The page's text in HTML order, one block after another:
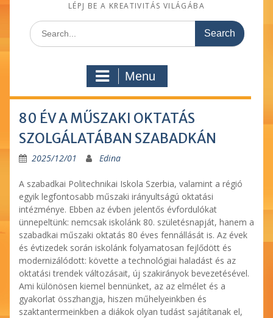
LÉPJ BE A KREATIVITÁS VILÁGÁBA
Search
for:
Menu
80 ÉV A MŰSZAKI OKTATÁS
SZOLGÁLATÁBAN SZABADKÁN
2025/12/01 Edina
A szabadkai Politechnikai Iskola Szerbia, valamint a régió
egyik legfontosabb műszaki irányultságú oktatási
intézménye. Ebben az évben jelentős évfordulókat
ünnepeltünk: nemcsak iskolánk 80. születésnapját, hanem a
szabadkai műszaki oktatás 80 éves fennállását is. Az évek
és évtizedek során iskolánk folyamatosan fejlődött és
modernizálódott: követte a technológiai haladást és az
oktatási trendek változásait, új szakirányok bevezetésével.
Ami különösen kiemel bennünket, az az elmélet és a
gyakorlat összhangja, hiszen műhelyeinkben és
szaktantermeinkben a diákok olyan tudást sajátítanak el,